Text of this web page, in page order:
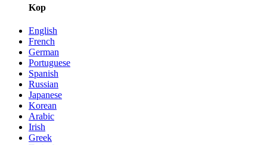
Kop
English
French
German
Portuguese
Spanish
Russian
Japanese
Korean
Arabic
Irish
Greek